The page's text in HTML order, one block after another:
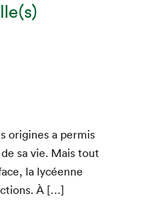
orig­ines a per­mis
sa vie. Mais tout
la lycéenne
À […]